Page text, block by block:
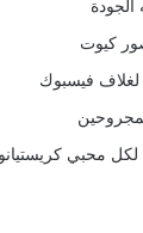
كيوت
فيسبوك
محبي كريستيانو